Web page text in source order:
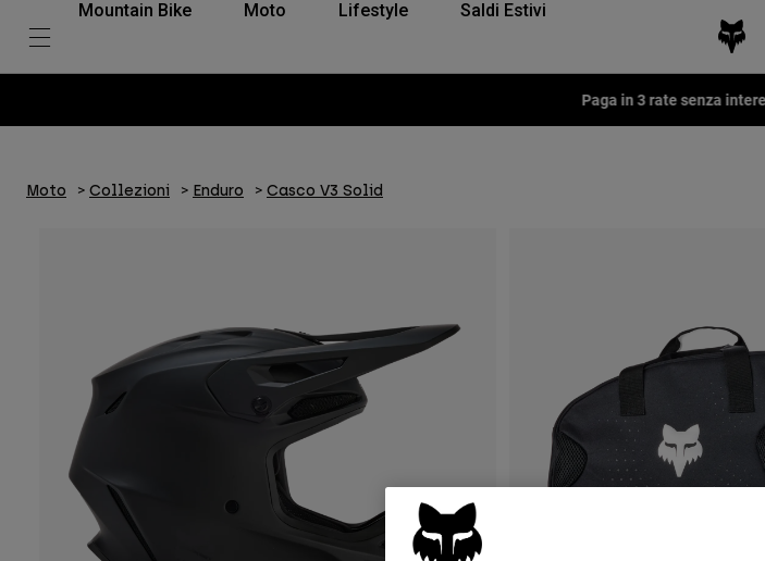
Mountain Bike Moto Lifestyle Saldi Estivi
Fox LAB Capsule
Moto Collezioni Enduro Casco V3 Solid